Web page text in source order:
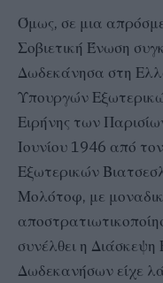
Όμως, σε μια
Σοβιετική Ένωση
Δωδεκάνησα στη
Υπουργών
Ειρήνης των
Ιουνίου 1946 από
Εξωτερικών
Μολότοφ, με
συνέλθει η
Δωδεκανήσων είχε